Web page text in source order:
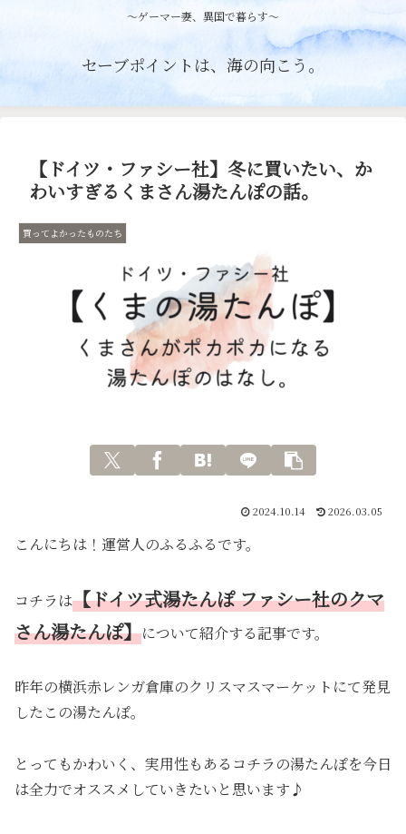
〜ゲーマー妻、異国で暮らす〜
セーブポイントは、海の向こう。
【ドイツ・ファシー社】冬に買いたい、か
わいすぎるくまさん湯たんぽの話。
買ってよかったものたち
2024.10.14 2026.03.05
こんにちは！運営人のふるふるです。
コチラは【ドイツ式湯たんぽ ファシー社のクマ
さん湯たんぽ】について紹介する記事です。
昨年の横浜赤レンガ倉庫のクリスマスマーケットにて発見
したこの湯たんぽ。
とってもかわいく、実用性もあるコチラの湯たんぽを今日
は全力でオススメしていきたいと思います♪